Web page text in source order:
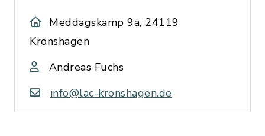
Meddagskamp 9a, 24119
Kronshagen
Andreas Fuchs
info@lac-kronshagen.de